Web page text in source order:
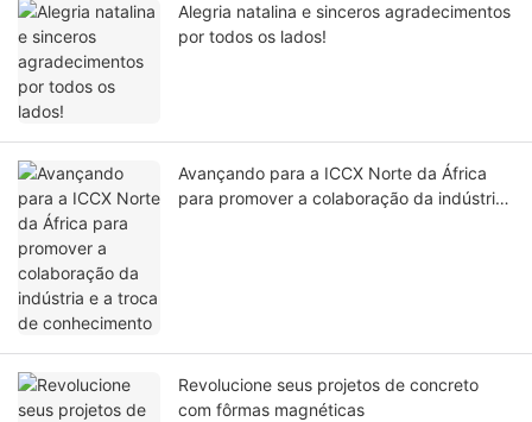
Alegria natalina e sinceros agradecimentos
por todos os lados!
Avançando para a ICCX Norte da África
para promover a colaboração da indústria
Revolucione seus projetos de concreto
com fôrmas magnéticas